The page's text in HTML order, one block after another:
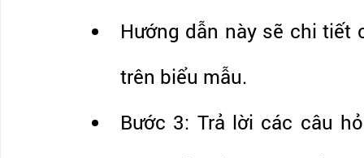
Hướng dẫn này sẽ chi
trên biểu mẫu.
Bước 3: Trả lời các câu